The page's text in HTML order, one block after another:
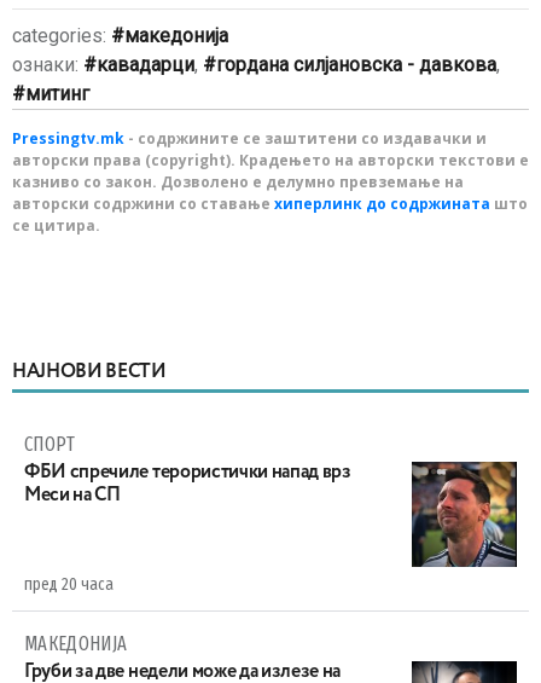
categories:
македонија
ознаки:
кавадарци, гордана силјановска - давкова,
митинг
Pressingtv.mk - содржините се заштитени со издавачки и
авторски права (copyright). Крадењето на авторски текстови е
казниво со закон. Дозволено е делумно превземање на
авторски содржини со ставање хиперлинк до содржината што
се цитира.
НАЈНОВИ ВЕСТИ
СПОРТ
ФБИ спречиле терористички напад врз
Меси на СП
пред 20 часа
МАКЕДОНИЈА
Груби за две недели може да излезе на